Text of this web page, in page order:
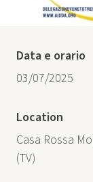
Data e orario
03/07/2025
Location
Casa Rossa
(TV)